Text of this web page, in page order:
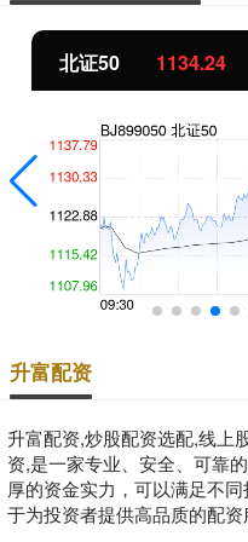
北证50 1134.24
升富配资
升富配资,炒股配资选配,线上
资,是一家专业、安全、可靠
厚的资金实力，可以满足不
于为投资者提供高品质的配资